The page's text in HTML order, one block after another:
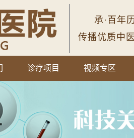
承·百年
传播优质中
诊疗项目 视频专区